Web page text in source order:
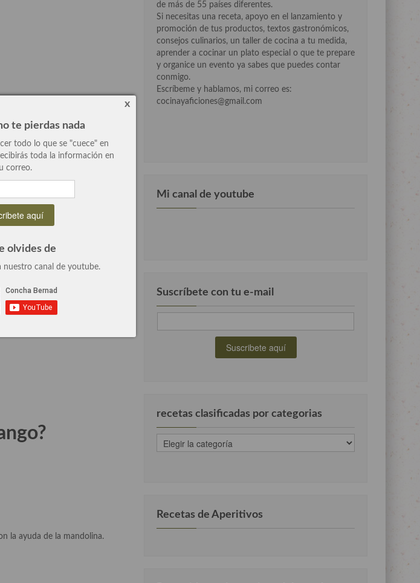
para
la ayuda de la mandolina.
de más de 55 países diferentes.
Si necesitas una receta, apoyo en el lanzamiento y
promoción de tus productos, textos gastronómicos,
consejos culinarios, un taller de cocina a tu medida,
aprender a cocinar un plato especial o que te prepare
y organice un evento ya sabes que puedes contar
conmigo.
Escríbeme y hablamos, mi correo es:
cocinayaficiones@gmail.com
Mi canal de youtube
Suscríbete con tu e-mail
recetas clasificadas por categorias
recetas
clasificadas
Recetas de Aperitivos
x
te pierdas nada
todo lo que se "cuece" en
toda la información en
correo.
olvides de
nuestro canal de youtube.